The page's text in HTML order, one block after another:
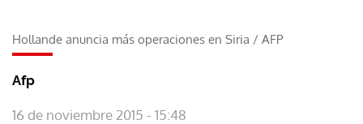
Hollande anuncia más operaciones en Siria / AFP
Afp
16 de noviembre 2015 - 15:48